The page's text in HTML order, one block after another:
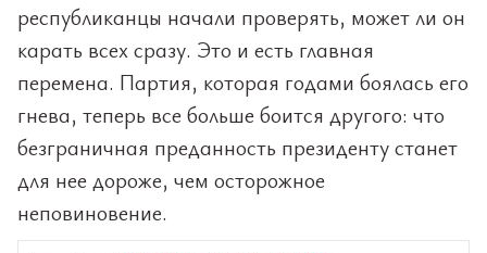
республиканцы начали проверять, может ли он
карать всех сразу. Это и есть главная
перемена. Партия, которая годами боялась его
гнева, теперь все больше боится другого: что
безграничная преданность президенту станет
для нее дороже, чем осторожное
неповиновение.